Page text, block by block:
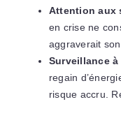
Attention aux
en crise ne
aggraverait son
Surveillance
regain
risque accru.